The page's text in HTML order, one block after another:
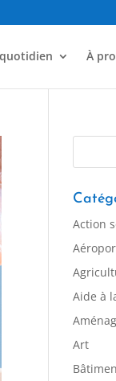
À
Action
Aide à
Art